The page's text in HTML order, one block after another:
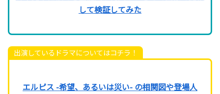
して検証してみた
出演しているドラマについてはコチラ！
エルピス -希望、あるいは災い- の相関図や登場人